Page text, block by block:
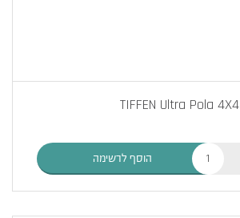
TIFFEN Ultra Pola 4X4
הוסף לרשימה